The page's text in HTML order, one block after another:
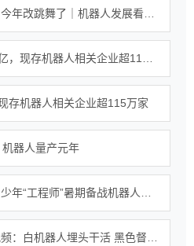
存机器人相关企业超115万家
器人量产元年